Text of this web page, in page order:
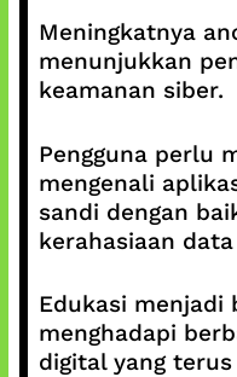
Meningkatnya
menunjukkan
keamanan siber.
Pengguna perlu
mengenali
sandi dengan
kerahasiaan
Edukasi menjadi
menghadapi
digital yang